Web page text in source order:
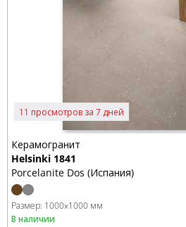
11 просмотров за 7 дней
Керамогранит
Helsinki 1841
Porcelanite Dos (Испания)
Размер: 1000x1000 мм
В наличии